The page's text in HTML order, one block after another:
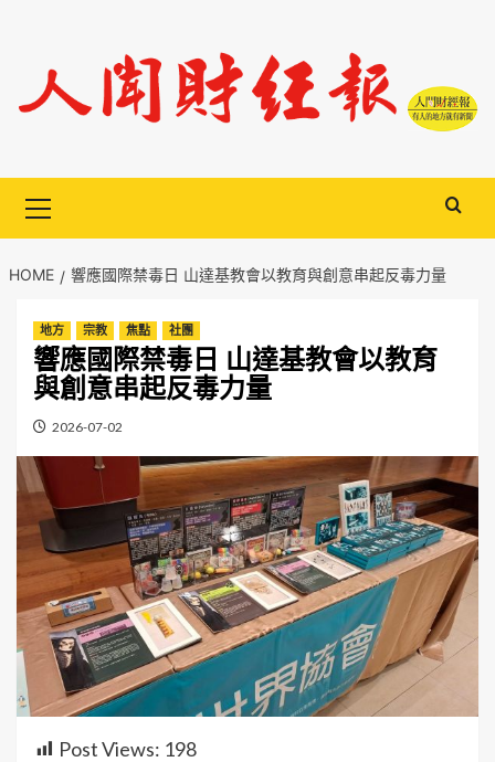
content
Menu
HOME 響應國際禁毒日 山達基教會以教育與創意串起反毒力量
地方 宗教 焦點 社團
響應國際禁毒日 山達基教會以教育
與創意串起反毒力量
2026-07-02
Post Views: 198